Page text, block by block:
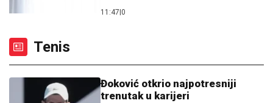
11:47 0
Tenis
Đoković otkrio najpotresniji
trenutak u karijeri